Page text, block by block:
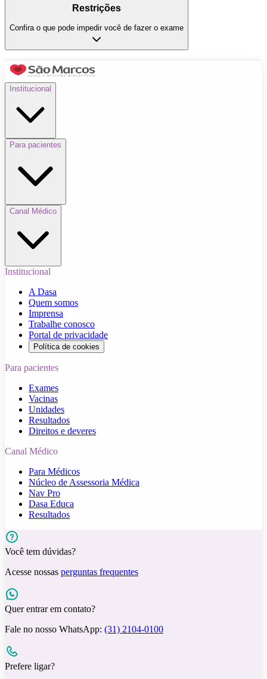
Restrições
Confira o que pode impedir você de fazer o exame
Institucional
Para pacientes
Canal Médico
Institucional
A Dasa
Quem somos
Imprensa
Trabalhe conosco
Portal de privacidade
Política de cookies
Para pacientes
Exames
Vacinas
Unidades
Resultados
Direitos e deveres
Canal Médico
Para Médicos
Núcleo de Assessoria Médica
Nav Pro
Dasa Educa
Resultados
Você tem dúvidas?
Acesse nossas perguntas frequentes
Quer entrar em contato?
Fale no nosso WhatsApp: (31) 2104-0100
Prefere ligar?